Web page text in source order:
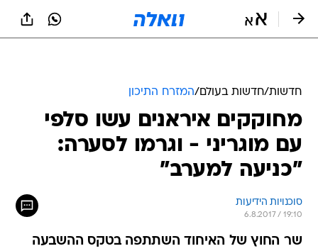
חדשות/חדשות בעולם/המזרח התיכון
מחוקקים איראנים עשו סלפי
עם מוגריני - וגרמו לסערה:
"כניעה למערב"
סוכנויות הידיעות
6.8.2017 / 19:10
שר החוץ של האיחוד השתתפה בטקס ההשבעה